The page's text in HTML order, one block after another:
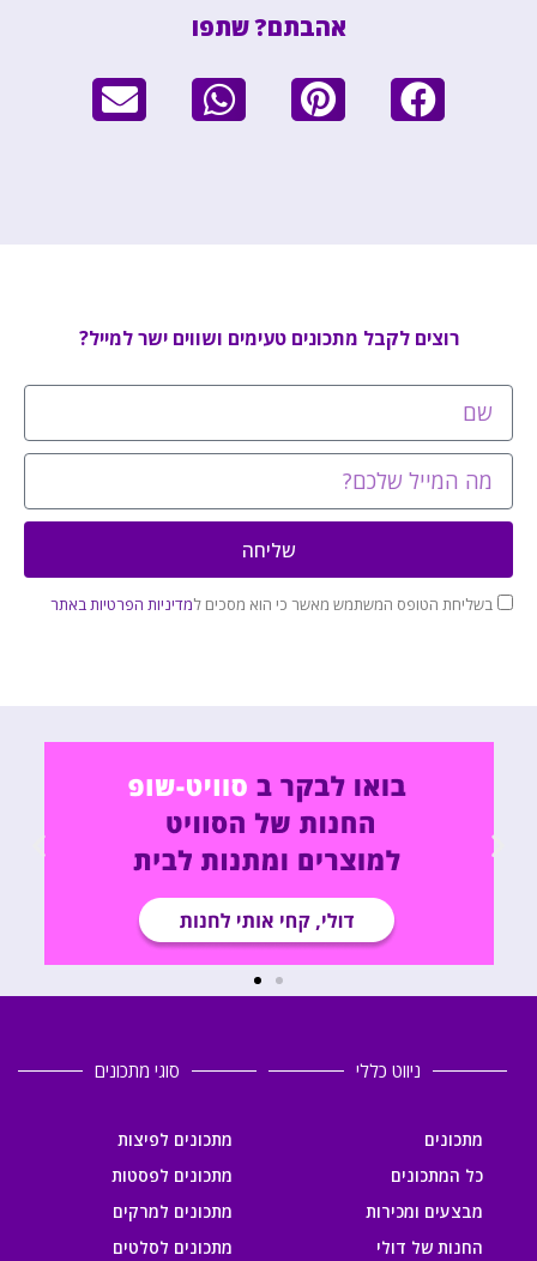
אהבתם? שתפו
רוצים לקבל מתכונים טעימים ושווים ישר למייל?
בשליחת הטופס המשתמש מאשר כי הוא מסכים למדיניות הפרטיות באתר
שליחה
ניווט כללי
מתכונים
כל המתכונים
מבצעים ומכירות
החנות של דולי
סוגי מתכונים
מתכונים לפיצות
מתכונים לפסטות
מתכונים למרקים
מתכונים לסלטים